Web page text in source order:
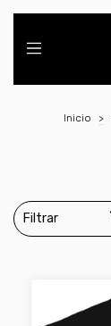
Inicio >
Filtrar